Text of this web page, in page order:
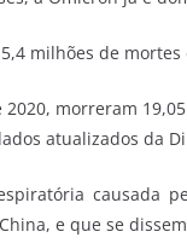
milhões de
morreram
atualizados da
causada
e que se